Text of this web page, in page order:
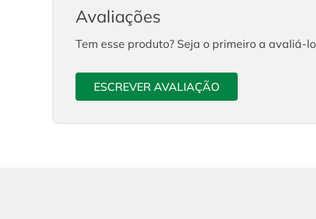
Avaliações
Tem esse produto? Seja o primeiro a avaliá-
ESCREVER AVALIAÇÃO